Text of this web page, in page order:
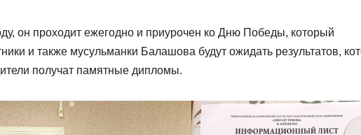
он проходит ежегодно и приурочен ко Дню Победы, который
и также мусульманки Балашова будут ожидать результатов,
получат памятные дипломы.